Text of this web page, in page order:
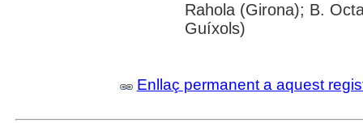
Rahola (Girona); B.
Guíxols)
Enllaç permanent a aquest